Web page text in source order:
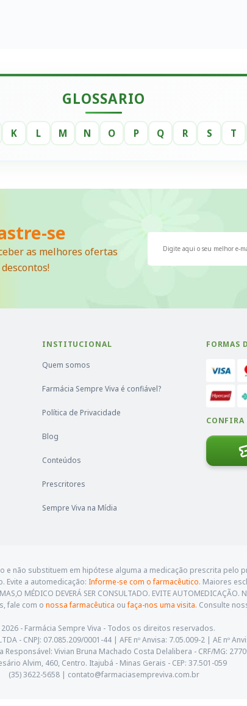
GLOSSARIO
K L M N O P Q R S T
não substituem em hipótese alguma a medicação prescrita pelo
a automedicação: Informe-se com o farmacêutico. Maiores
MÉDICO DEVERÁ SER CONSULTADO. EVITE AUTOMEDICAÇÃO.
fale com o nossa farmacêutica oufaça-nos uma visita. Consulte
- Farmácia Sempre Viva - Todos os direitos reservados.
- CNPJ: 07.085.209/0001-44 | AFE nº Anvisa: 7.05.009-2 | AE nº
Responsável: Vivian Bruna Machado Costa Delalibera - CRF/MG:
Alvim, 460, Centro. Itajubá - Minas Gerais - CEP: 37.501-059
(35) 3622-5658 | contato@farmaciasempreviva.com.br
INSTITUCIONAL
Quem somos
Farmácia Sempre Viva é confiável?
Política de Privacidade
Blog
Conteúdos
Prescritores
Sempre Viva na Mídia
FORMAS
CONFIRA
se
as melhores ofertas